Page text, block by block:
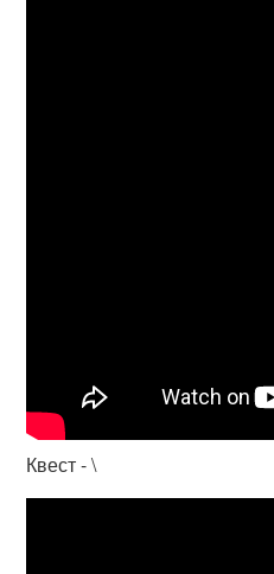
Квест - \